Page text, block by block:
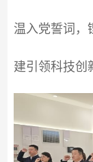
温入党誓词，
建引领科技创